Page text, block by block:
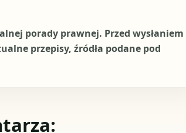
porady prawnej. Przed wysłaniem
przepisy, źródła podane pod